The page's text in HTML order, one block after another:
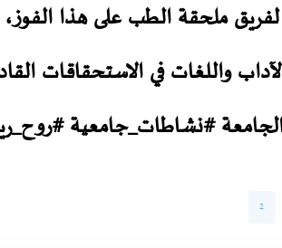
لفريق ملحقة الطب على هذا
واللغات في الاستحقاقات
#نشاطات_جامعية
2